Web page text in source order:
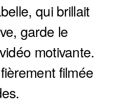
qui brillait
garde le
motivante.
filmée